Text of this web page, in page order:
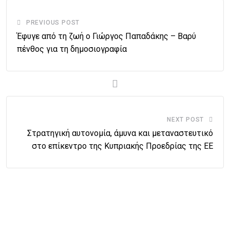
PREVIOUS POST
Έφυγε από τη ζωή ο Γιώργος Παπαδάκης – Βαρύ
πένθος για τη δημοσιογραφία
NEXT POST
Στρατηγική αυτονομία, άμυνα και μεταναστευτικό
στο επίκεντρο της Κυπριακής Προεδρίας της ΕΕ